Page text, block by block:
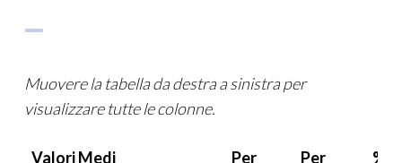
—
Muovere la tabella da destra a sinistra per
visualizzare tutte le colonne.
Valori Medi
Per
Per
%